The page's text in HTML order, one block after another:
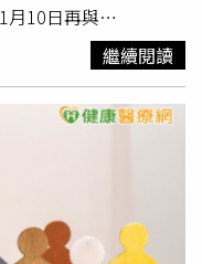
馨提醒，如果碰到長
水、房貸持續支出的
上還有信貸、車貸等
低點賣出資產，反而
，真正重要的不是
市場低潮，不在最差
愈划算？另一個常見
來愈不值錢，因此房
法成立有前提，就是
率持續高於房貸成
月10日再與
演《KNOCK ON
搭配現場樂團演奏、
歌舞台，讓全場氣氛
收錄曲〈06070〉揭
遞區號為名，講述他
道、站上舞台的心路
這場巡演從第一首歌
滿落幕後，台北站同
系統全面開賣後瞬間
繼續閱讀